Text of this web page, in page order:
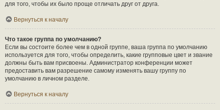
для того, чтобы их было проще отличать друг от друга.
Вернуться к началу
Что такое группа по умолчанию?
Если вы состоите более чем в одной группе, ваша группа по умолчанию
используется для того, чтобы определить, какие групповые цвет и звание
должны быть вам присвоены. Администратор конференции может
предоставить вам разрешение самому изменять вашу группу по
умолчанию в личном разделе.
Вернуться к началу